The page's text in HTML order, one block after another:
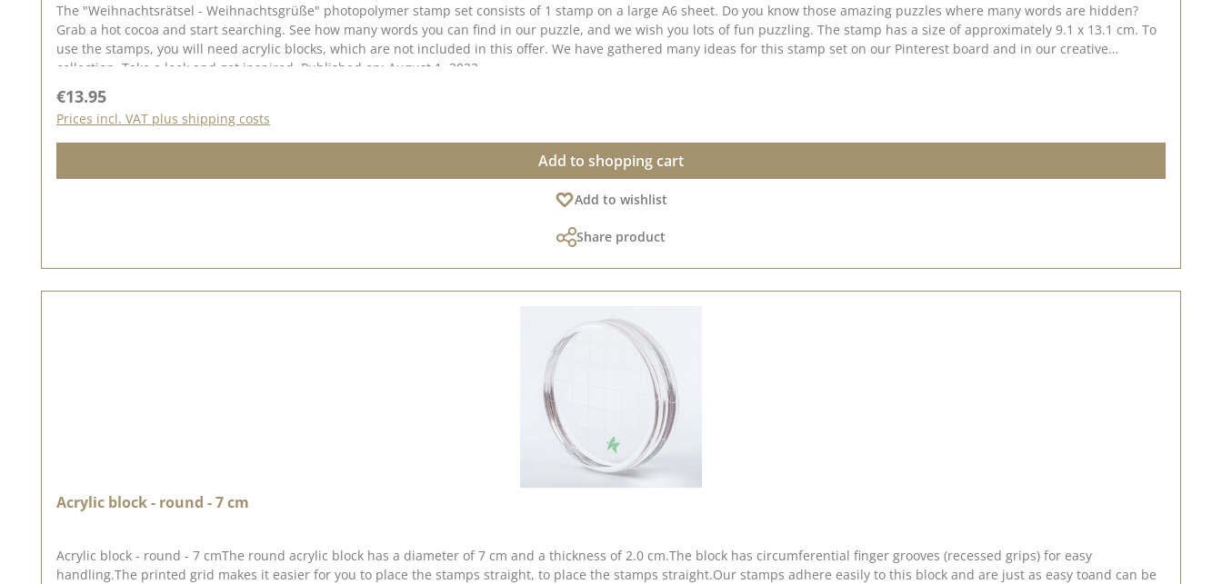
The "Weihnachtsrätsel - Weihnachtsgrüße" photopolymer stamp set consists of 1 stamp on a large A6 sheet. Do you know those amazing puzzles where many words are hidden?
Grab a hot cocoa and start searching. See how many words you can find in our puzzle, and we wish you lots of fun puzzling. The stamp has a size of approximately 9.1 x 13.1 cm. To
use the stamps, you will need acrylic blocks, which are not included in this offer. We have gathered many ideas for this stamp set on our Pinterest board and in our creative
collection. Take a look and get inspired. Published on: August 1, 2022
Regular price:
€13.95
Prices incl. VAT plus shipping costs
Add to shopping cart
Add to wishlist
Share product
Acrylic block - round - 7 cm
Acrylic block - round - 7 cmThe round acrylic block has a diameter of 7 cm and a thickness of 2.0 cm.The block has circumferential finger grooves (recessed grips) for easy
handling.The printed grid makes it easier for you to place the stamps straight, to place the stamps straight.Our stamps adhere easily to this block and are just as easy toand can be